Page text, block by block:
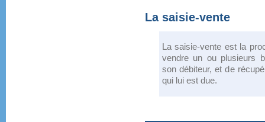
La saisie-vente
La saisie-vente est la
vendre un ou plusieurs
son débiteur, et de
qui lui est due.